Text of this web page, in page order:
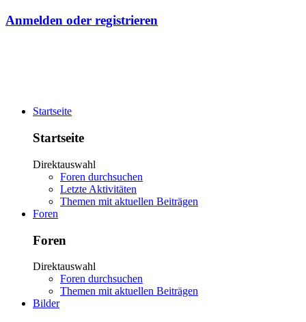
Anmelden oder registrieren
Startseite
Startseite
Direktauswahl
Foren durchsuchen
Letzte Aktivitäten
Themen mit aktuellen Beiträgen
Foren
Foren
Direktauswahl
Foren durchsuchen
Themen mit aktuellen Beiträgen
Bilder